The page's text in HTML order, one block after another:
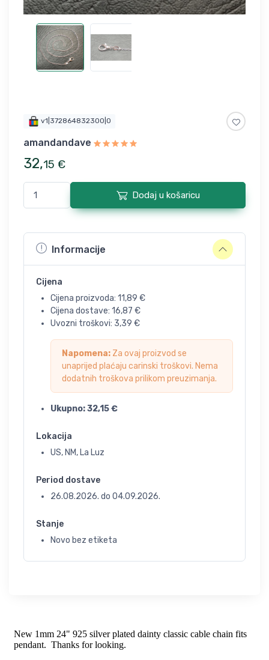
v1|372864832300|0
amandandave
32,15 €
Dodaj u košaricu
Informacije
Cijena
Cijena proizvoda: 11,89 €
Cijena dostave: 16,87 €
Uvozni troškovi: 3,39 €
Napomena: Za ovaj proizvod se
unaprijed plaćaju carinski troškovi. Nema
dodatnih troškova prilikom preuzimanja.
Ukupno:32,15€
Lokacija
US, NM, La Luz
Period dostave
26.08.2026. do 04.09.2026.
Stanje
Novo bez etiketa